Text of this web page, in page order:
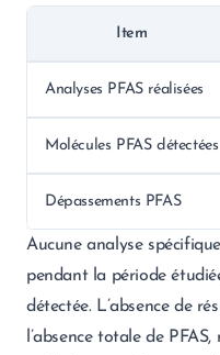
Item
Analyses PFAS réalisées
Molécules PFAS détectées
Dépassements PFAS
Aucune analyse
pendant la période
détectée. L’absence de
l’absence totale de